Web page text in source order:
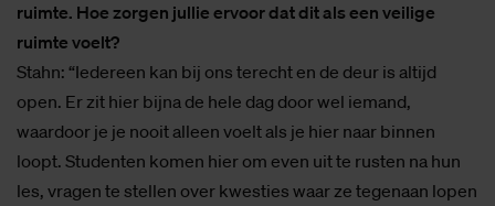
ruimte. Hoe zorgen jullie ervoor dat dit als een veilige
ruimte voelt?
Stahn: “Iedereen kan bij ons terecht en de deur is altijd
open. Er zit hier bijna de hele dag door wel iemand,
waardoor je je nooit alleen voelt als je hier naar binnen
loopt. Studenten komen hier om even uit te rusten na hun
les, vragen te stellen over kwesties waar ze tegenaan lopen